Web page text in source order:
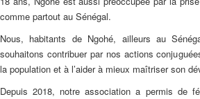
comme partout au Sénégal.
Nous, habitants de Ngohé, ailleurs au
souhaitons contribuer par nos actions
la population et à l’aider à mieux maîtriser son
Depuis 2018, notre association a permis de